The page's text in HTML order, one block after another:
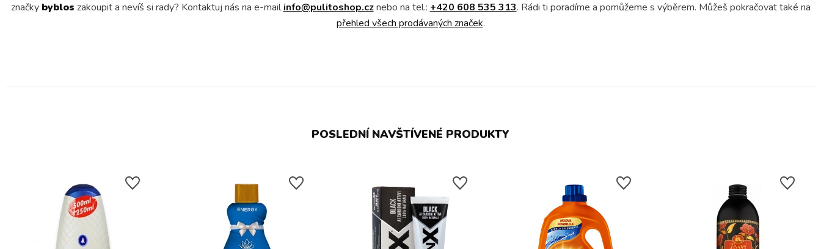
značky byblos zakoupit a nevíš si rady? Kontaktuj nás na e-mailinfo@pulitoshop.cznebo na tel.: +420 608 535 313. Rádi ti poradíme a pomůžeme s výběrem. Můžeš pokračovat také na
přehled všech prodávaných značek.
POSLEDNÍ NAVŠTÍVENÉ PRODUKTY